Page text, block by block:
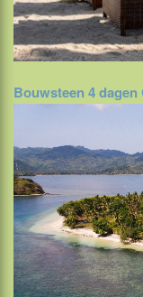
Bouwsteen 4